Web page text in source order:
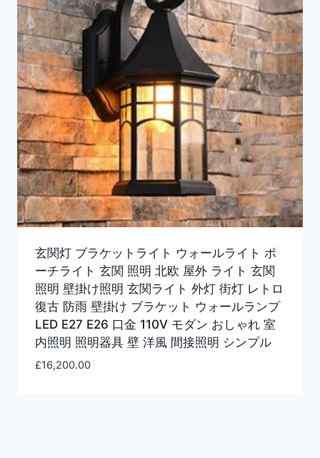
玄関灯 ブラケットライト ウォールライト ポ
ーチライト 玄関 照明 北欧 屋外 ライト 玄関
照明 壁掛け照明 玄関ライト 外灯 街灯 レトロ
復古 防雨 壁掛け ブラケット ウォールランプ
LED E27 E26 口金 110V モダン おしゃれ 室
内照明 照明器具 壁 洋風 間接照明 シンプル
£16,200.00